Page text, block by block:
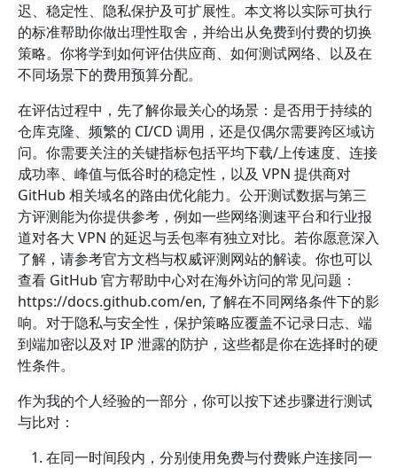
迟、稳定性、隐私保护及可扩展性。本文将以实际可执行
的标准帮助你做出理性取舍，并给出从免费到付费的切换
策略。你将学到如何评估供应商、如何测试网络、以及在
不同场景下的费用预算分配。
在评估过程中，先了解你最关心的场景：是否用于持续的
仓库克隆、频繁的 CI/CD 调用，还是仅偶尔需要跨区域访
问。你需要关注的关键指标包括平均下载/上传速度、连接
成功率、峰值与低谷时的稳定性，以及 VPN 提供商对
GitHub 相关域名的路由优化能力。公开测试数据与第三
方评测能为你提供参考，例如一些网络测速平台和行业报
道对各大 VPN 的延迟与丢包率有独立对比。若你愿意深入
了解，请参考官方文档与权威评测网站的解读。你也可以
查看 GitHub 官方帮助中心对在海外访问的常见问题：
https://docs.github.com/en, 了解在不同网络条件下的影
响。对于隐私与安全性，保护策略应覆盖不记录日志、端
到端加密以及对 IP 泄露的防护，这些都是你在选择时的硬
性条件。
作为我的个人经验的一部分，你可以按下述步骤进行测试
与比对：
在同一时间段内，分别使用免费与付费账户连接同一